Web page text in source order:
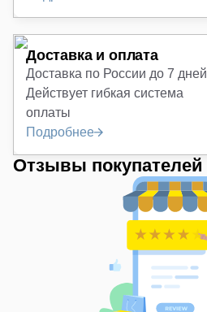
Доставка и оплата
Доставка по России до 7 дней
Действует гибкая система
оплаты
Подробнее
Отзывы покупателей